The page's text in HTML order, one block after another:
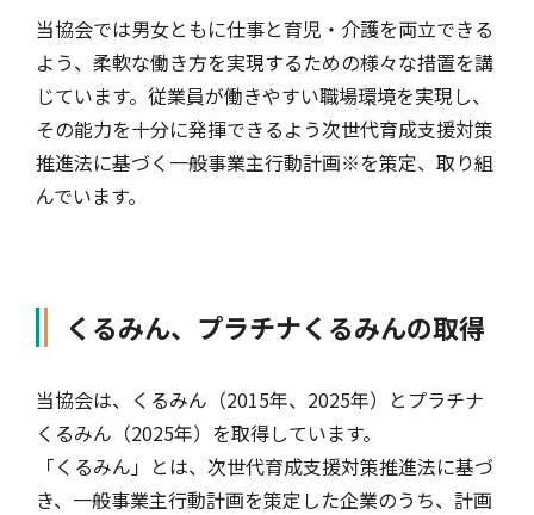
損害保険とは？トップ
自賠責保険
自動車保険
地震保険
傷害保険
協会の活動・概要
協会の活動・概要トップ
協会の活動
業務・財務等に関する資料
規範、方針、指針・基準、ガイドライン等
会員会社情報
会員会社情報トップ
各社の商品について
お客様の声を受けた取り組み
試験・研修
損害保険代理店について
「損害保険登録鑑定人」認定試験
統計・刊行物・報告書トップ
統計
お知らせ
お知らせトップ
相談・通報等窓口
当協会では男女ともに仕事と育児・介護を両立できる
よう、柔軟な働き方を実現するための様々な措置を講
じています。従業員が働きやすい職場環境を実現し、
その能力を十分に発揮できるよう次世代育成支援対策
推進法に基づく一般事業主行動計画※を策定、取り組
んでいます。
くるみん、プラチナくるみんの取得
当協会は、くるみん（2015年、2025年）とプラチナ
くるみん（2025年）を取得しています。
「くるみん」とは、次世代育成支援対策推進法に基づ
き、一般事業主行動計画を策定した企業のうち、計画